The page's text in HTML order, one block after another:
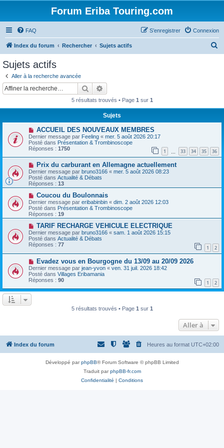
Forum Eriba Touring.com
FAQ Connexion
S’enregistrer
Index du forum Rechercher Sujets actifs
Sujets actifs
Aller à la recherche avancée
Rechercher
5 résultats trouvés • Page 1 sur 1
Sujets
N
o
u
v
e
a
m
e
s
s
a
g
e
ACCUEIL DES NOUVEAUX MEMBRES
Dernier message par Feeling « mer. 5 août 2026 20:17
Posté dans Présentation & Trombinoscope
Réponses : 1750 1 33 34 35 36
N
o
u
v
e
a
m
e
s
s
g
e
Prix ​​du carburant en Allemagne actuellement
Dernier message par bruno3166 « mer. 5 août 2026 08:23
Posté dans Actualité & Débats
Réponses : 13
N
o
u
v
e
a
m
e
s
s
a
g
e
Coucou du Boulonnais
Dernier message par eribabinbin « dim. 2 août 2026 12:03
Posté dans Présentation & Trombinoscope
Réponses : 19
N
o
u
v
e
a
u
m
e
s
s
a
TARIF RECHARGE VEHICULE ELECTRIQUE
Dernier message par bruno3166 « sam. 1 août 2026 15:15
Posté dans Actualité & Débats
Réponses : 77 1 2
N
o
u
v
e
a
Evadez vous en Bourgogne du 13/09 au 20/09 2026
Dernier message par jean-yvon « ven. 31 juil. 2026 18:42
Posté dans Villages Eribamania
Réponses : 90 1 2
5 résultats trouvés • Page 1sur 1
Aller à
Index du forum Heures au format UTC+02:00
Développé parphpBB® Forum Software © phpBB Limited
Traduit parphpBB-fr.com
Confidentialité
Conditions